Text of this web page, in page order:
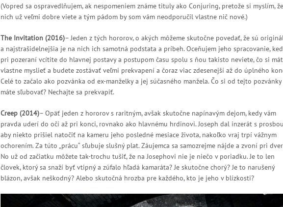
(Vopred sa ospravedlňujem, ak nespomeniem známe tituly ako Conjuring, pretože si myslím,
nich už veľmi dobre viete a tým pádom by som vám neodporučil vlastne nič nové.)
The Invitation (2016)– Jeden z tých hororov, o akých môžeme skutočne povedať, že sú
a najstrašidelnejšia je na nich ich samotná podstata a príbeh. Oceňujem jeho spracovanie,
pri pozeraní vcítite do hlavnej postavy a postupom času spolu s ňou takisto neviete, čo si
vlastne myslieť a budete zostávať veľmi prekvapení a čoraz viac zdesenejší až do úplného
Celé to začalo ako pozvánka od ex-manželky a jej súčasného manžela. Čo si od tejto pozvánky
máte sľubovať? Nechajte sa prekvapiť.
Creep (2014)– Opäť jeden z hororov s raritným, avšak skutočne napínavým dejom, kedy vám
pravda uderí do očí až pri konci, rovnako ako hlavnému hrdinovi. Joseph dal inzerát s
aby niekto prišiel natočiť na kameru jeho posledné mesiace života, nakoľko vraj trpí vážnym
ochorením. Za túto „prácu“ sľubuje slušný plat. Záujemca sa samozrejme nájde a zvoní pri
No už od začiatku môžete tak-trochu tušiť, že na Josephovi nie je niečo v poriadku. Je to len
človek, ktorý sa snaží byť vtipný a zúfalo hľadá kamaráta? Je skutočne chorý? Je to narušený
blázon, avšak neškodný? Alebo skutočná hrozba pre každého, kto je jeho v blízkosti?